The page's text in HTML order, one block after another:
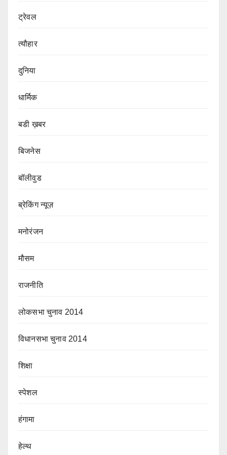
ट्रेवल
त्यौहार
दुनिया
धार्मिक
बडी ख़बर
बिजनेस
बॉलीवुड
ब्रेकिंग न्यूज़
मनोरंजन
मौसम
राजनीति
लोकसभा चुनाव 2014
विधानसभा चुनाव 2014
शिक्षा
स्पेशल
हंगामा
हेल्थ